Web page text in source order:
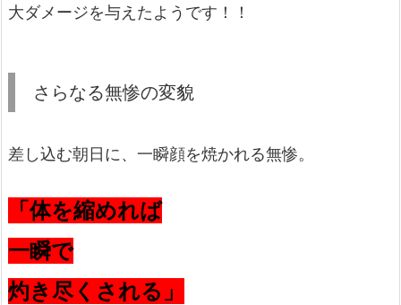
大ダメージを与えたようです！！
さらなる無惨の変貌
差し込む朝日に、一瞬顔を焼かれる無惨。
「体を縮めれば
一瞬で
灼き尽くされる」